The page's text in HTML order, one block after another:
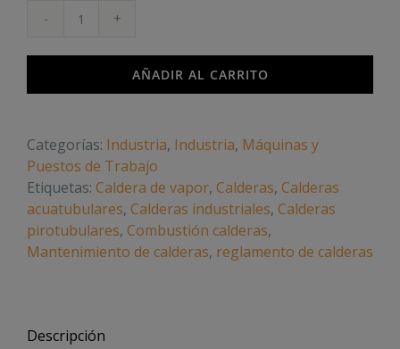
Operador
Calderas
AÑADIR AL CARRITO
Categorías: Industria, Industria, Máquinas y
Puestos de Trabajo
Etiquetas: Caldera de vapor, Calderas, Calderas
acuatubulares, Calderas industriales, Calderas
pirotubulares, Combustión calderas,
Mantenimiento de calderas, reglamento de calderas
Descripción